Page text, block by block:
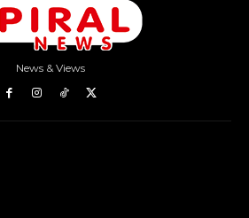
News & Views